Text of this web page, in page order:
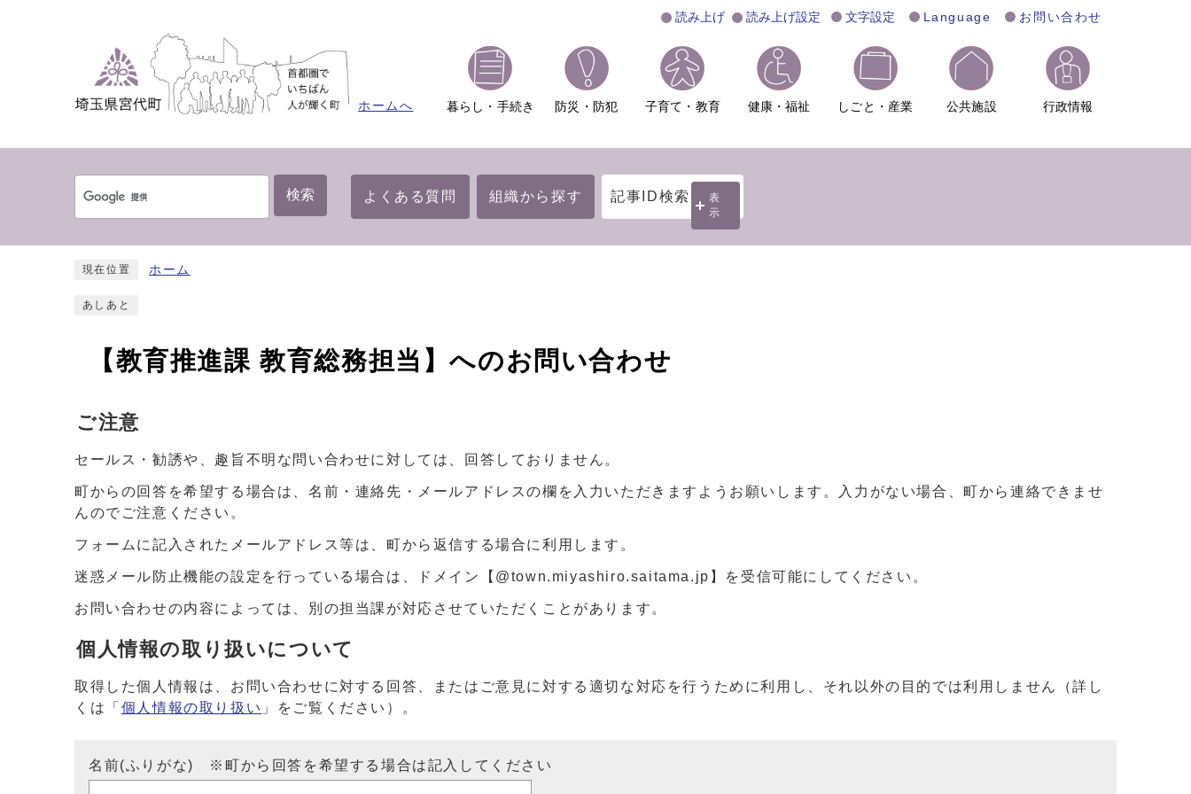
読み上げ 読み上げ設定 文字設定 Language お問い合わせ
ホームへ 暮らし・手続き 防災・防犯 子育て・教育 健康・福祉 しごと・産業 公共施設 行政情報
検索 よくある質問 組織から探す 記事ID検索
表
示
現在位置 ホーム
あしあと
【教育推進課 教育総務担当】へのお問い合わせ
ご注意
セールス・勧誘や、趣旨不明な問い合わせに対しては、回答しておりません。
町からの回答を希望する場合は、名前・連絡先・メールアドレスの欄を入力いただきますようお願いします。入力がない場合、町から連絡できませ
んのでご注意ください。
フォームに記入されたメールアドレス等は、町から返信する場合に利用します。
迷惑メール防止機能の設定を行っている場合は、ドメイン【@town.miyashiro.saitama.jp】を受信可能にしてください。
お問い合わせの内容によっては、別の担当課が対応させていただくことがあります。
個人情報の取り扱いについて
取得した個人情報は、お問い合わせに対する回答、またはご意見に対する適切な対応を行うために利用し、それ以外の目的では利用しません（詳し
くは「 個人情報の取り扱い 」をご覧ください）。
名前(ふりがな) ※町から回答を希望する場合は記入してください